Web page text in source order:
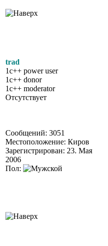
trad
1c++ power user
1c++ donor
1c++ moderator
Отсутствует
Сообщений: 3051
Местоположение: Киров
Зарегистрирован: 23. Мая
2006
Пол: